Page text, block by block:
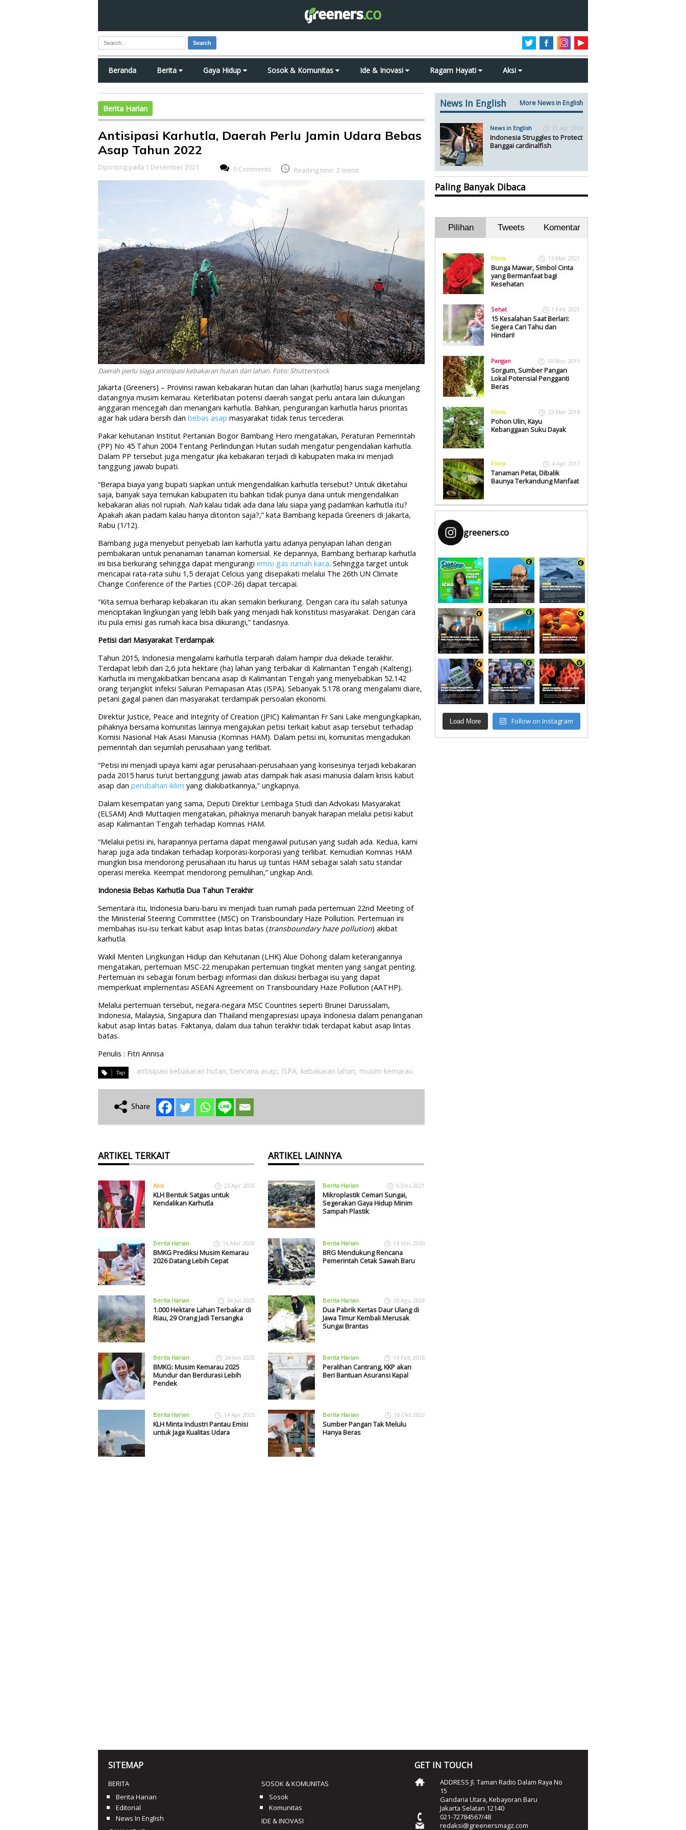
Search
Beranda Berita Gaya Hidup Sosok & Komunitas Ide & Inovasi Ragam Hayati Aksi
Berita Harian
Antisipasi Karhutla, Daerah Perlu Jamin Udara Bebas
Asap Tahun 2022
Diposting pada 1 Desember 2021 0 Comments Reading time: 2 menit
Daerah perlu siaga antisipasi kebakaran hutan dan lahan. Foto: Shutterstock
Jakarta (Greeners) – Provinsi rawan kebakaran hutan dan lahan (karhutla) harus siaga menjelang
datangnya musim kemarau. Keterlibatan potensi daerah sangat perlu antara lain dukungan
anggaran mencegah dan menangani karhutla. Bahkan, pengurangan karhutla harus prioritas
agar hak udara bersih dan bebas asap masyarakat tidak terus tercederai.
Pakar kehutanan Institut Pertanian Bogor Bambang Hero mengatakan, Peraturan Pemerintah
(PP) No 45 Tahun 2004 Tentang Perlindungan Hutan sudah mengatur pengendalian karhutla.
Dalam PP tersebut juga mengatur jika kebakaran terjadi di kabupaten maka ini menjadi
tanggung jawab bupati.
“Berapa biaya yang bupati siapkan untuk mengendalikan karhutla tersebut? Untuk diketahui
saja, banyak saya temukan kabupaten itu bahkan tidak punya dana untuk mengendalikan
kebakaran alias nol rupiah. Nah kalau tidak ada dana lalu siapa yang padamkan karhutla itu?
Apakah akan padam kalau hanya ditonton saja?,” kata Bambang kepada Greeners di Jakarta,
Rabu (1/12).
Bambang juga menyebut penyebab lain karhutla yaitu adanya penyiapan lahan dengan
pembakaran untuk penanaman tanaman komersial. Ke depannya, Bambang berharap karhutla
ini bisa berkurang sehingga dapat mengurangi emisi gas rumah kaca. Sehingga target untuk
mencapai rata-rata suhu 1,5 derajat Celcius yang disepakati melalui The 26th UN Climate
Change Conference of the Parties (COP-26) dapat tercapai.
“Kita semua berharap kebakaran itu akan semakin berkurang. Dengan cara itu salah satunya
menciptakan lingkungan yang lebih baik yang menjadi hak konstitusi masyarakat. Dengan cara
itu pula emisi gas rumah kaca bisa dikurangi,” tandasnya.
Petisi dari Masyarakat Terdampak
Tahun 2015, Indonesia mengalami karhutla terparah dalam hampir dua dekade terakhir.
Terdapat lebih dari 2,6 juta hektare (ha) lahan yang terbakar di Kalimantan Tengah (Kalteng).
Karhutla ini mengakibatkan bencana asap di Kalimantan Tengah yang menyebabkan 52.142
orang terjangkit Infeksi Saluran Pernapasan Atas (ISPA). Sebanyak 5.178 orang mengalami diare,
petani gagal panen dan masyarakat terdampak persoalan ekonomi.
Direktur Justice, Peace and Integrity of Creation (JPIC) Kalimantan Fr Sani Lake mengungkapkan,
pihaknya bersama komunitas lainnya mengajukan petisi terkait kabut asap tersebut terhadap
Komisi Nasional Hak Asasi Manusia (Komnas HAM). Dalam petisi ini, komunitas mengadukan
pemerintah dan sejumlah perusahaan yang terlibat.
“Petisi ini menjadi upaya kami agar perusahaan-perusahaan yang konsesinya terjadi kebakaran
pada 2015 harus turut bertanggung jawab atas dampak hak asasi manusia dalam krisis kabut
asap dan perubahan iklim yang diakibatkannya,” ungkapnya.
Dalam kesempatan yang sama, Deputi Direktur Lembaga Studi dan Advokasi Masyarakat
(ELSAM) Andi Muttaqien mengatakan, pihaknya menaruh banyak harapan melalui petisi kabut
asap Kalimantan Tengah terhadap Komnas HAM.
“Melalui petisi ini, harapannya pertama dapat mengawal putusan yang sudah ada. Kedua, kami
harap juga ada tindakan terhadap korporasi-korporasi yang terlibat. Kemudian Komnas HAM
mungkin bisa mendorong perusahaan itu harus uji tuntas HAM sebagai salah satu standar
operasi mereka. Keempat mendorong pemulihan,” ungkap Andi.
Indonesia Bebas Karhutla Dua Tahun Terakhir
Sementara itu, Indonesia baru-baru ini menjadi tuan rumah pada pertemuan 22nd Meeting of
the Ministerial Steering Committee (MSC) on Transboundary Haze Pollution. Pertemuan ini
membahas isu-isu terkait kabut asap lintas batas (transboundary haze pollution) akibat
karhutla.
Wakil Menteri Lingkungan Hidup dan Kehutanan (LHK) Alue Dohong dalam keterangannya
mengatakan, pertemuan MSC-22 merupakan pertemuan tingkat menteri yang sangat penting.
Pertemuan ini sebagai forum berbagi informasi dan diskusi berbagai isu yang dapat
memperkuat implementasi ASEAN Agreement on Transboundary Haze Pollution (AATHP).
Melalui pertemuan tersebut, negara-negara MSC Countries seperti Brunei Darussalam,
Indonesia, Malaysia, Singapura dan Thailand mengapresiasi upaya Indonesia dalam penanganan
kabut asap lintas batas. Faktanya, dalam dua tahun terakhir tidak terdapat kabut asap lintas
batas.
Penulis : Fitri Annisa
antisipasi kebakaran hutan, bencana asap, ISPA, kebakaran lahan, musim kemarau
ARTIKEL TERKAIT
Aksi 23 Apr 2026
KLH Bentuk Satgas untuk
Kendalikan Karhutla
Berita Harian 16 Mar 2026
BMKG Prediksi Musim Kemarau
2026 Datang Lebih Cepat
Berita Harian 24 Jul 2025
1.000 Hektare Lahan Terbakar di
Riau, 29 Orang Jadi Tersangka
Berita Harian 24 Jun 2025
BMKG: Musim Kemarau 2025
Mundur dan Berdurasi Lebih
Pendek
Berita Harian 14 Apr 2025
KLH Minta Industri Pantau Emisi
untuk Jaga Kualitas Udara
ARTIKEL LAINNYA
Berita Harian 6 Des 2021
Mikroplastik Cemari Sungai,
Segerakan Gaya Hidup Minim
Sampah Plastik
Berita Harian 14 Mei 2020
BRG Mendukung Rencana
Pemerintah Cetak Sawah Baru
Berita Harian 20 Agu 2024
Dua Pabrik Kertas Daur Ulang di
Jawa Timur Kembali Merusak
Sungai Brantas
Berita Harian 14 Feb 2018
Peralihan Cantrang, KKP akan
Beri Bantuan Asuransi Kapal
Berita Harian 18 Okt 2022
Sumber Pangan Tak Melulu
Hanya Beras
News In English More News in English
News in English 21 Apr 2024
Indonesia Struggles to Protect
Banggai cardinalfish
Paling Banyak Dibaca
Pilihan Tweets Komentar
Flora 13 Mar 2021
Bunga Mawar, Simbol Cinta
yang Bermanfaat bagi
Kesehatan
Sehat 1 Feb 2021
15 Kesalahan Saat Berlari:
Segera Cari Tahu dan
Hindari!
Pangan 10 Nov 2015
Sorgum, Sumber Pangan
Lokal Potensial Pengganti
Beras
Flora 23 Mar 2018
Pohon Ulin, Kayu
Kebanggaan Suku Dayak
Flora 4 Apr 2017
Tanaman Petai, Dibalik
Baunya Terkandung Manfaat
greeners.co
Load More Follow on Instagram
SITEMAP
BERITA
Berita Harian
Editorial
News In English
SOSOK & KOMUNITAS
Sosok
Komunitas
IDE & INOVASI
GET IN TOUCH
ADDRESS Jl. Taman Radio Dalam Raya No
15
Gandaria Utara, Kebayoran Baru
Jakarta Selatan 12140
021-72784567/48
redaksi@greenersmagz.com